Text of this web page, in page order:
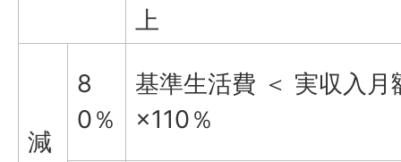
上
減
8
0％
基準生活費 ＜ 実収入
×110％